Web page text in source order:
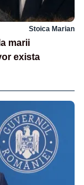
Stoica Marian
marii
exista